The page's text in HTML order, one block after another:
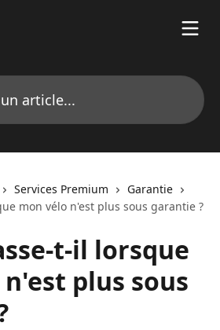
Services Premium
Garantie
mon vélo n'est plus sous garantie ?
t-il lorsque
plus sous